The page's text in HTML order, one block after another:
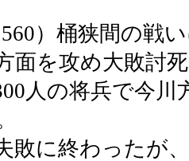
）桶狭間の戦
面を攻め大敗討
人の将兵で今川
敗に終わったが